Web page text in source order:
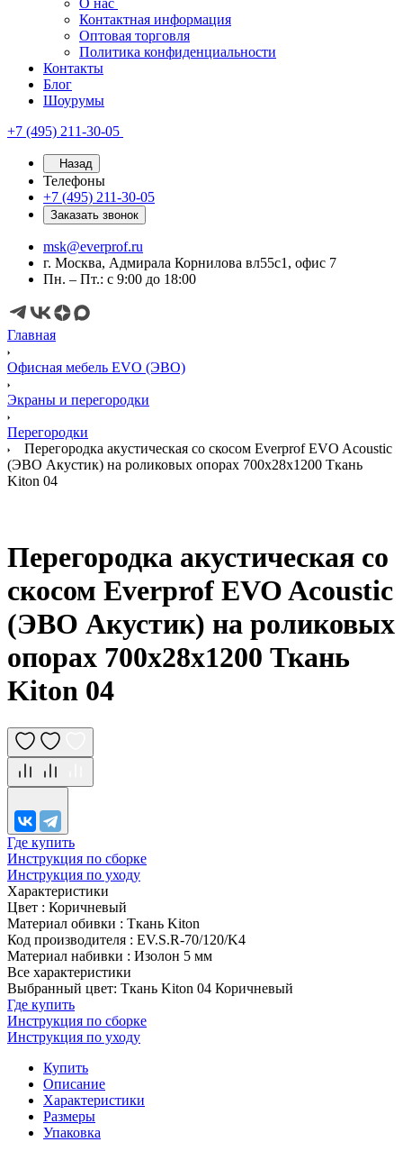
О нас
Контактная информация
Оптовая торговля
Политика конфиденциальности
Контакты
Блог
Шоурумы
+7 (495) 211-30-05
Назад
Телефоны
+7 (495) 211-30-05
Заказать звонок
msk@everprof.ru
г. Москва, Адмирала Корнилова вл55с1, офис 7
Пн. – Пт.: с 9:00 до 18:00
Главная
Офисная мебель EVO (ЭВО)
Экраны и перегородки
Перегородки
Перегородка акустическая со скосом Everprof EVO Acoustic
(ЭВО Акустик) на роликовых опорах 700х28х1200 Ткань
Kiton 04
Перегородка акустическая со
скосом Everprof EVO Acoustic
(ЭВО Акустик) на роликовых
опорах 700х28х1200 Ткань
Kiton 04
Где купить
Инструкция по сборке
Инструкция по уходу
Характеристики
Цвет : Коричневый
Материал обивки : Ткань Kiton
Код производителя : EV.S.R-70/120/K4
Материал набивки : Изолон 5 мм
Все характеристики
Выбранный цвет: Ткань Kiton 04 Коричневый
Где купить
Инструкция по сборке
Инструкция по уходу
Купить
Описание
Характеристики
Размеры
Упаковка